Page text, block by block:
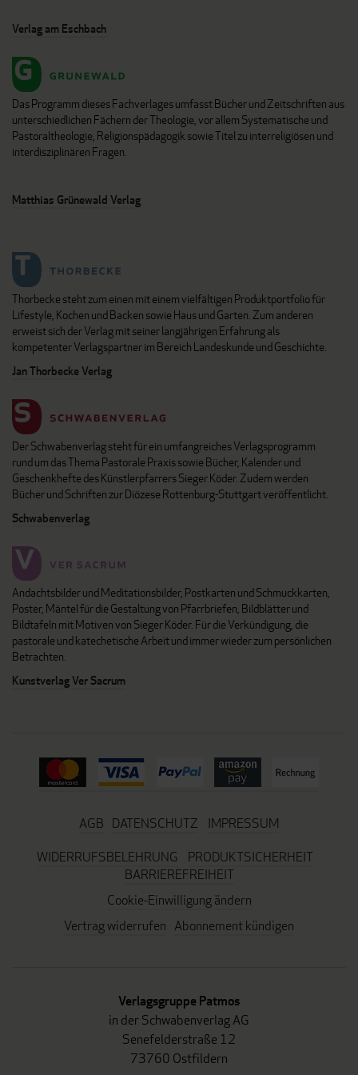
Verlag am Eschbach
Das Programm dieses Fachverlages umfasst Bücher und Zeitschriften aus
unterschiedlichen Fächern der Theologie, vor allem Systematische und
Pastoraltheologie, Religionspädagogik sowie Titel zu interreligiösen und
interdisziplinären Fragen.
Matthias Grünewald Verlag
Thorbecke steht zum einen mit einem vielfältigen Produktportfolio für
Lifestyle, Kochen und Backen sowie Haus und Garten. Zum anderen
erweist sich der Verlag mit seiner langjährigen Erfahrung als
kompetenter Verlagspartner im Bereich Landeskunde und Geschichte.
Jan Thorbecke Verlag
Der Schwabenverlag steht für ein umfangreiches Verlagsprogramm
rund um das Thema Pastorale Praxis sowie Bücher, Kalender und
Geschenkhefte des Künstlerpfarrers Sieger Köder. Zudem werden
Bücher und Schriften zur Diözese Rottenburg-Stuttgart veröffentlicht.
Schwabenverlag
Andachtsbilder und Meditationsbilder, Postkarten und Schmuckkarten,
Poster, Mäntel für die Gestaltung von Pfarrbriefen, Bildblätter und
Bildtafeln mit Motiven von Sieger Köder. Für die Verkündigung, die
pastorale und katechetische Arbeit und immer wieder zum persönlichen
Betrachten.
Kunstverlag Ver Sacrum
AGB DATENSCHUTZ
IMPRESSUM
WIDERRUFSBELEHRUNG
PRODUKTSICHERHEIT
BARRIEREFREIHEIT
Cookie-Einwilligung ändern
Vertrag widerrufen Abonnement kündigen
Verlagsgruppe Patmos
in der Schwabenverlag AG
Senefelderstraße 12
73760 Ostfildern